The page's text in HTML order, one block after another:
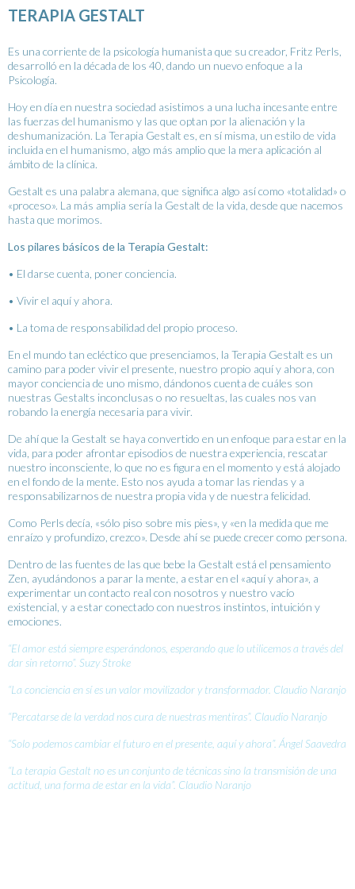
TERAPIA GESTALT
Es una corriente de la psicología humanista que su creador, Fritz Perls,
desarrolló en la década de los 40, dando un nuevo enfoque a la
Psicología.
Hoy en día en nuestra sociedad asistimos a una lucha incesante entre
las fuerzas del humanismo y las que optan por la alienación y la
deshumanización. La Terapia Gestalt es, en sí misma, un estilo de vida
incluida en el humanismo, algo más amplio que la mera aplicación al
ámbito de la clínica.
Gestalt es una palabra alemana, que significa algo así como «totalidad» o
«proceso». La más amplia sería la Gestalt de la vida, desde que nacemos
hasta que morimos.
Los pilares básicos de la Terapia Gestalt:
• El darse cuenta, poner conciencia.
• Vivir el aquí y ahora.
• La toma de responsabilidad del propio proceso.
En el mundo tan ecléctico que presenciamos, la Terapia Gestalt es un
camino para poder vivir el presente, nuestro propio aquí y ahora, con
mayor conciencia de uno mismo, dándonos cuenta de cuáles son
nuestras Gestalts inconclusas o no resueltas, las cuales nos van
robando la energía necesaria para vivir.
De ahí que la Gestalt se haya convertido en un enfoque para estar en la
vida, para poder afrontar episodios de nuestra experiencia, rescatar
nuestro inconsciente, lo que no es figura en el momento y está alojado
en el fondo de la mente. Esto nos ayuda a tomar las riendas y a
responsabilizarnos de nuestra propia vida y de nuestra felicidad.
Como Perls decía, «sólo piso sobre mis pies», y «en la medida que me
enraízo y profundizo, crezco». Desde ahí se puede crecer como persona.
Dentro de las fuentes de las que bebe la Gestalt está el pensamiento
Zen, ayudándonos a parar la mente, a estar en el «aquí y ahora», a
experimentar un contacto real con nosotros y nuestro vacío
existencial, y a estar conectado con nuestros instintos, intuición y
emociones.
“El amor está siempre esperándonos, esperando que lo utilicemos a través del
dar sin retorno”. Suzy Stroke
“La conciencia en sí es un valor movilizador y transformador. Claudio Naranjo
“Percatarse de la verdad nos cura de nuestras mentiras”. Claudio Naranjo
“Solo podemos cambiar el futuro en el presente, aquí y ahora”. Ángel Saavedra
“La terapia Gestalt no es un conjunto de técnicas sino la transmisión de una
actitud, una forma de estar en la vida”. Claudio Naranjo